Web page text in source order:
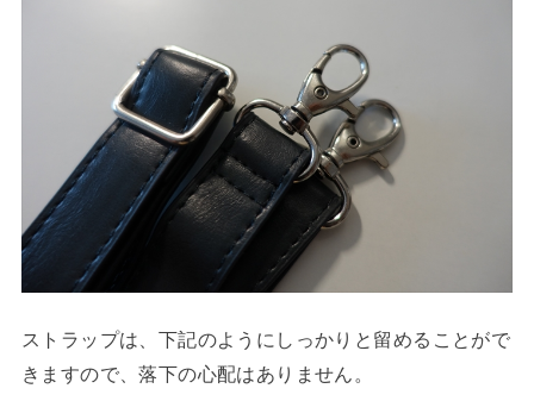
ストラップは、下記のようにしっかりと留めることがで
きますので、落下の心配はありません。